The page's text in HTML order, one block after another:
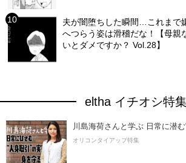
夫が闇堕ちした瞬間…これまで
へつらう姿は滑稽だな！【母親
いとダメですか？ Vol.28】
eltha イチオシ特集
川島海荷さんと学ぶ 日常に潜
オリコンタイアップ特集